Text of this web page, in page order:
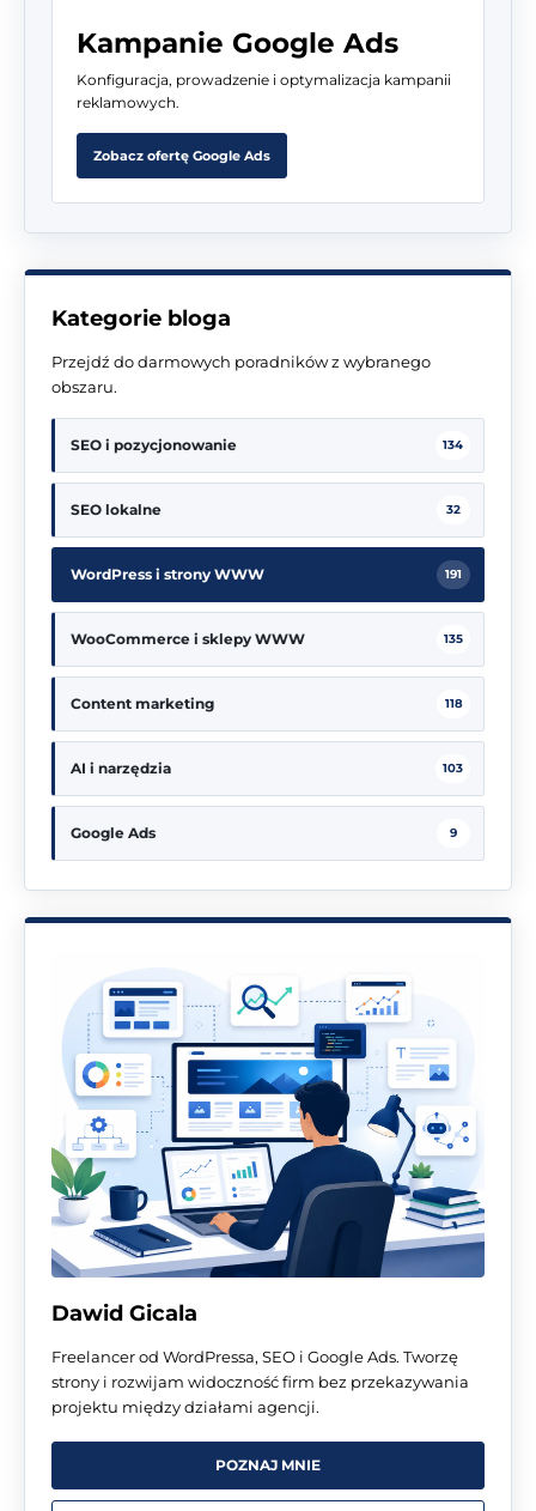
Kampanie Google Ads
Konfiguracja, prowadzenie i optymalizacja kampanii
reklamowych.
Zobacz ofertę Google Ads
Kategorie bloga
Przejdź do darmowych poradników z wybranego
obszaru.
SEO i pozycjonowanie 134
SEO lokalne 32
WordPress i strony WWW 191
WooCommerce i sklepy WWW 135
Content marketing 118
AI i narzędzia 103
Google Ads 9
Dawid Gicala
Freelancer od WordPressa, SEO i Google Ads. Tworzę
strony i rozwijam widoczność firm bez przekazywania
projektu między działami agencji.
POZNAJ MNIE